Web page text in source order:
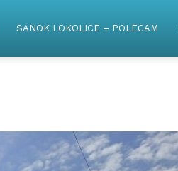
SANOK I OKOLICE – POLECAM